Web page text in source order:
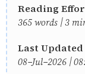
Reading
365 words | 3
Last Updated
08-Jul-2026 |